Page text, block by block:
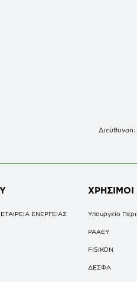
Διεύθυνση:
ΕΝΕΡΓΕΙΑΣ Υπουργείο
ΡΑΑΕΥ
FISIKON
ΔΕΣΦΑ